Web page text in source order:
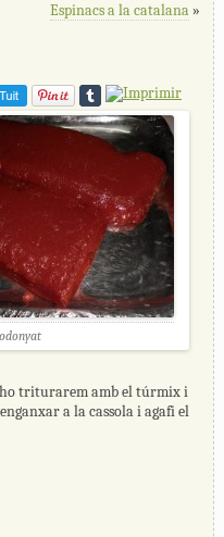
Espinacs a la catalana»
ho triturarem amb el túrmix i
a la cassola i agafi el